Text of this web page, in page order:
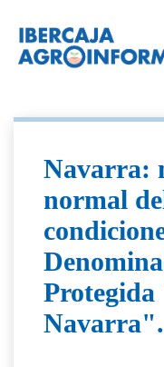
Navarra:
normal
Navarra".